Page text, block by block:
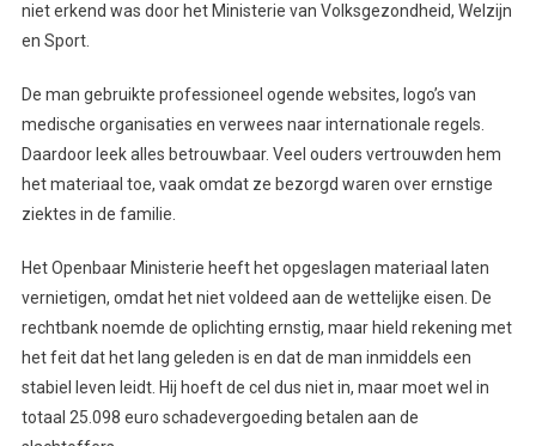
niet erkend was door het Ministerie van Volksgezondheid, Welzijn
en Sport.
De man gebruikte professioneel ogende websites, logo’s van
medische organisaties en verwees naar internationale regels.
Daardoor leek alles betrouwbaar. Veel ouders vertrouwden hem
het materiaal toe, vaak omdat ze bezorgd waren over ernstige
ziektes in de familie.
Het Openbaar Ministerie heeft het opgeslagen materiaal laten
vernietigen, omdat het niet voldeed aan de wettelijke eisen. De
rechtbank noemde de oplichting ernstig, maar hield rekening met
het feit dat het lang geleden is en dat de man inmiddels een
stabiel leven leidt. Hij hoeft de cel dus niet in, maar moet wel in
totaal 25.098 euro schadevergoeding betalen aan de